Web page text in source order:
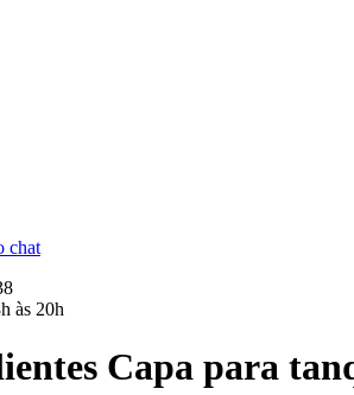
chat
às 20h
Capa para